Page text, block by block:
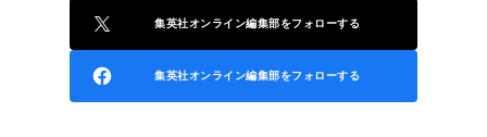
集英社オンライン編集部をフォローする
集英社オンライン編集部をフォローする